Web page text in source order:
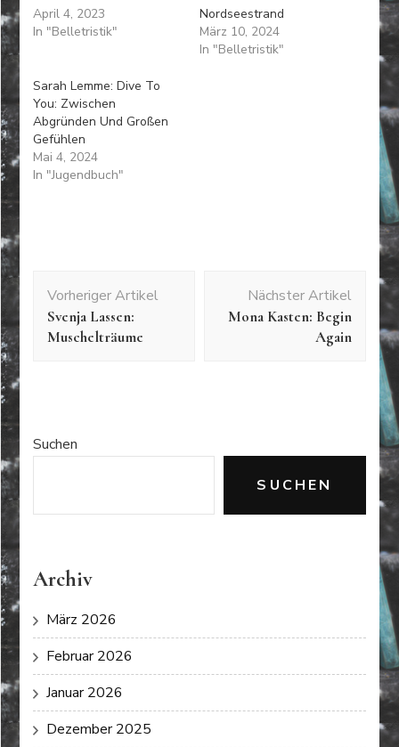
April 4, 2023
In "Belletristik"
Nordseestrand
März 10, 2024
In "Belletristik"
Sarah Lemme: Dive To
You: Zwischen
Abgründen Und Großen
Gefühlen
Mai 4, 2024
In "Jugendbuch"
Vorheriger Artikel
Svenja Lassen:
Muschelträume
Nächster Artikel
Mona Kasten: Begin
Again
Suchen
SUCHEN
Archiv
März 2026
Februar 2026
Januar 2026
Dezember 2025